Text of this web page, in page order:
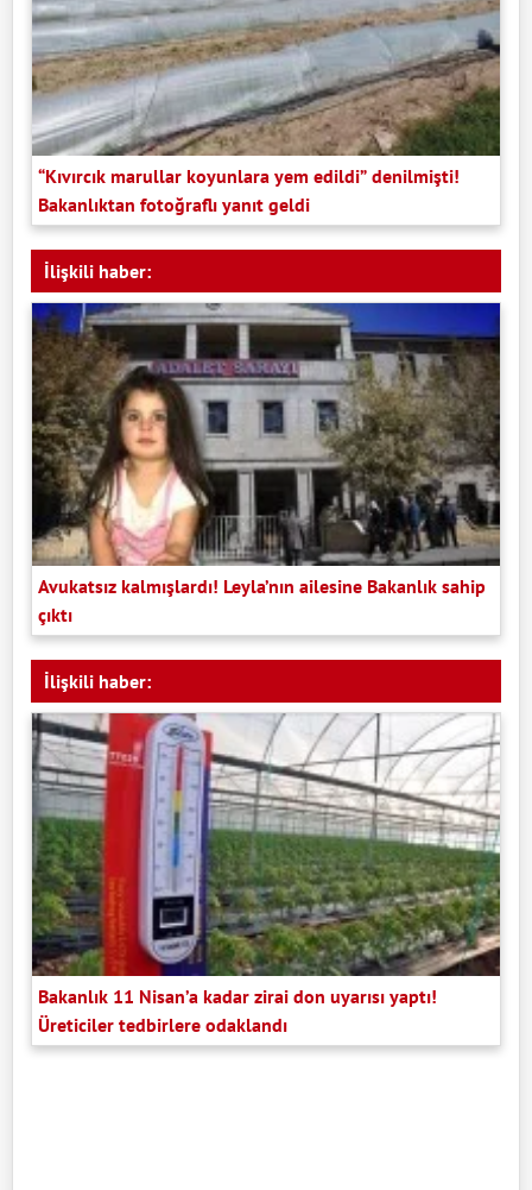
“Kıvırcık marullar koyunlara yem edildi” denilmişti!
Bakanlıktan fotoğraflı yanıt geldi
İlişkili haber:
Avukatsız kalmışlardı! Leyla’nın ailesine Bakanlık sahip
çıktı
İlişkili haber:
Bakanlık 11 Nisan’a kadar zirai don uyarısı yaptı!
Üreticiler tedbirlere odaklandı